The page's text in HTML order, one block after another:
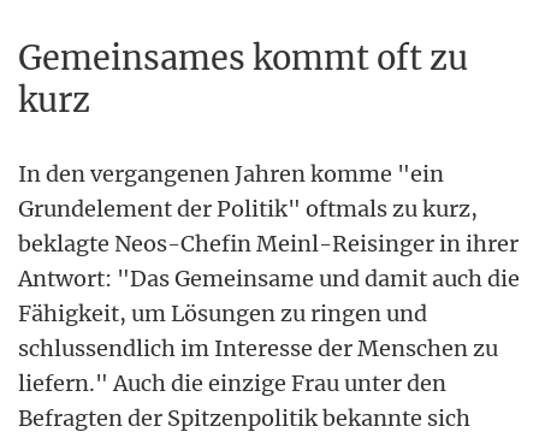
Gemeinsames kommt oft zu
kurz
In den vergangenen Jahren komme "ein
Grundelement der Politik" oftmals zu kurz,
beklagte Neos-Chefin Meinl-Reisinger in ihrer
Antwort: "Das Gemeinsame und damit auch die
Fähigkeit, um Lösungen zu ringen und
schlussendlich im Interesse der Menschen zu
liefern." Auch die einzige Frau unter den
Befragten der Spitzenpolitik bekannte sich